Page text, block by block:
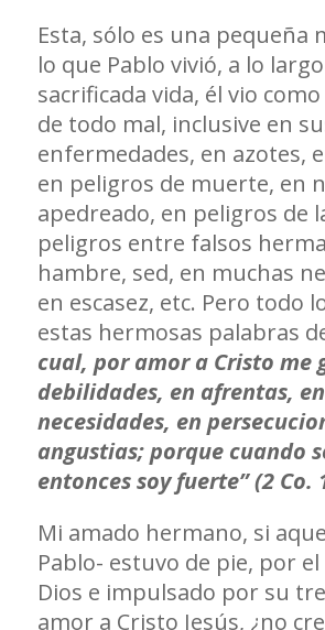
Esta, sólo es una pequeña
lo que Pablo vivió, a lo
sacrificada vida, él vio
de todo mal, inclusive en
enfermedades, en azotes,
en peligros de muerte, en
apedreado, en peligros de
peligros entre falsos
hambre, sed, en muchas
en escasez, etc. Pero todo
estas hermosas palabras
cual, por amor a Cristo me
debilidades, en afrentas, en
necesidades, en
angustias; porque cuando
entonces soy fuerte” (2 Co.
Mi amado hermano, si
Pablo- estuvo de pie, por
Dios e impulsado por su
amor a Cristo Jesús, ¿no